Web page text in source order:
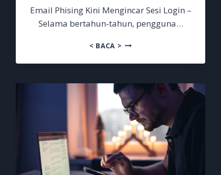
Email Phising Kini Mengincar Sesi Login –
Selama bertahun-tahun, pengguna…
< BACA > EMAIL
KINI
SESI
LOGIN